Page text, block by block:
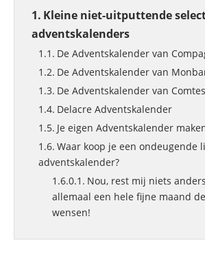
Kleine niet-uitputtende
adventskalenders
De Adventskalender van
De Adventskalender van
De Adventskalender van
Delacre Adventskalender
Je eigen Adventskalender
Waar koop je een ondeugende
adventskalender?
Nou, rest mij niets
allemaal een hele fijne maand
wensen!